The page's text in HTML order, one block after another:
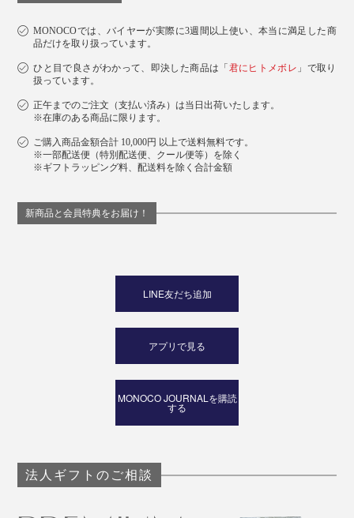
MONOCOでは、バイヤーが実際に3週間以上使い、本当に満足した商
品だけを取り扱っています。
ひと目で良さがわかって、即決した商品は「 君にヒトメボレ 」で取り
扱っています。
正午までのご注文（支払い済み）は当日出荷いたします。
※在庫のある商品に限ります。
ご購入商品金額合計 10,000円 以上で送料無料です。
※一部配送便（特別配送便、クール便等）を除く
※ギフトラッピング料、配送料を除く合計金額
新商品と会員特典をお届け！
LINE友だち追加
アプリで見る
MONOCO JOURNALを購読
する
法人ギフトのご相談